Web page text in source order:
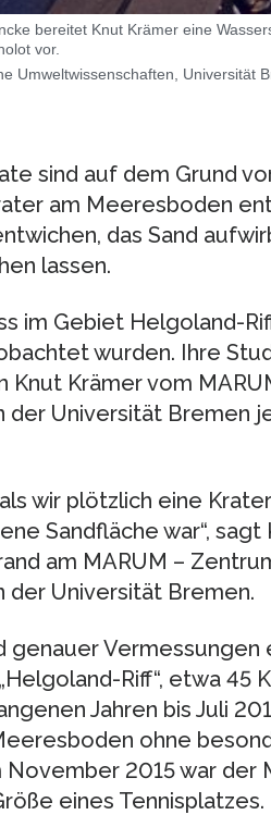
bereitet Knut Krämer eine
vor.
Umweltwissenschaften, Universität
sind auf dem Grund
am Meeresboden
das Sand
lassen.
im Gebiet Helgoland-
wurden. Ihre
Knut Krämer vom
Universität Bremen
wir plötzlich eine
Sandfläche war“,
am MARUM –
Universität Bremen.
genauer Vermessungen
Riff“, etwa 45
Jahren bis Juli
ohne
2015 war
eines